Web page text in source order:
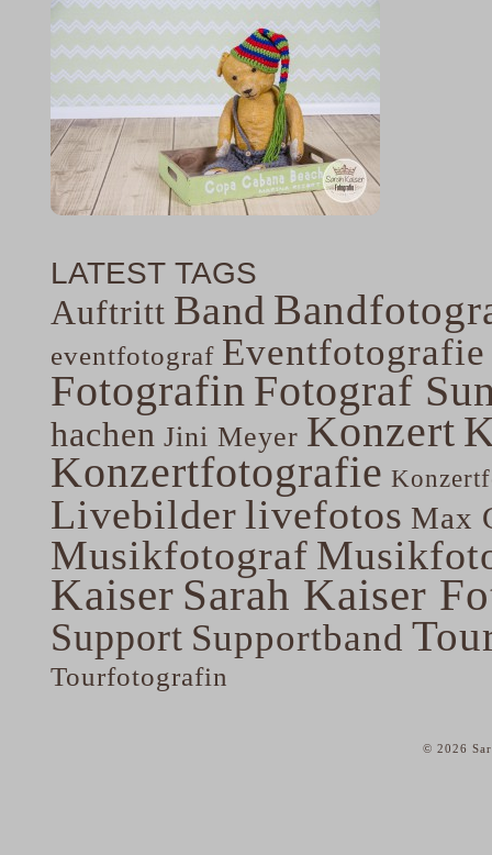
LATEST TAGS
Auftritt Band
eventfotograf Eventfotografie
Fotografin Fotograf
hachen Jini Meyer Konzert
Konzertfotografie
Livebilderlivefotos Max
Musikfotograf
Kaiser Sarah Kaiser
Support Supportband
Tourfotografin
© 2026